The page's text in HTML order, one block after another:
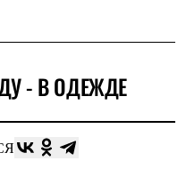
- В ОДЕЖДЕ